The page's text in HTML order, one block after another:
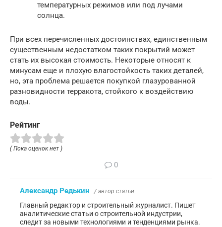
температурных режимов или под лучами
солнца.
При всех перечисленных достоинствах, единственным
существенным недостатком таких покрытий может
стать их высокая стоимость. Некоторые относят к
минусам еще и плохую влагостойкость таких деталей,
но, эта проблема решается покупкой глазурованной
разновидности терракота, стойкого к воздействию
воды.
Рейтинг
( Пока оценок нет )
0
Александр Редькин / автор статьи
Главный редактор и строительный журналист. Пишет
аналитические статьи о строительной индустрии,
следит за новыми технологиями и тенденциями рынка.